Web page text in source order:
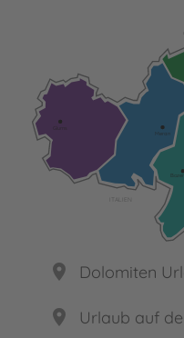
Bozen
Meran
place Dolomiten
place
Urlaub auf